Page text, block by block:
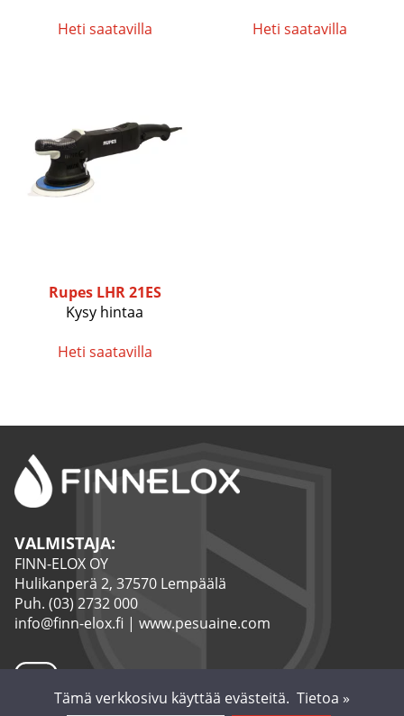
Heti saatavilla
Heti saatavilla
Rupes LHR 21ES
Kysy hintaa
Heti saatavilla
VALMISTAJA:
FINN-ELOX OY
Hulikanperä 2, 37570 Lempäälä
Puh. (03) 2732 000
info@finn-elox.fi | www.pesuaine.com
Tämä verkkosivu käyttää evästeitä. Tietoa »